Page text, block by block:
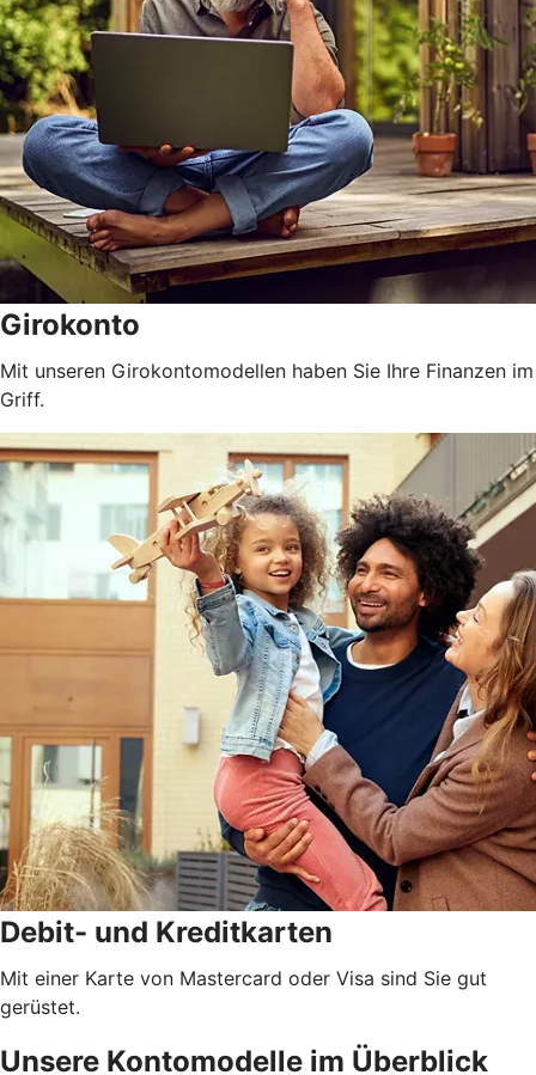
Girokonto
Mit unseren Girokontomodellen haben Sie Ihre Finanzen im
Griff.
Debit- und Kreditkarten
Mit einer Karte von Mastercard oder Visa sind Sie gut
gerüstet.
Unsere Kontomodelle im Überblick